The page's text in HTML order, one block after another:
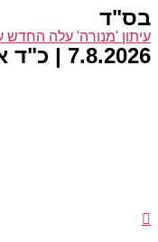
דלג
לתוכן
בס"ד
עיתון 'מנורה' עלה החדש
7.8.2026 | כ"ד אב התשפ"ו